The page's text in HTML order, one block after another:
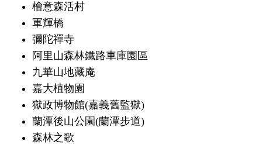
檜意森活村
軍輝橋
彌陀禪寺
阿里山森林鐵路車庫園區
九華山地藏庵
嘉大植物園
獄政博物館(嘉義舊監獄)
蘭潭後山公園(蘭潭步道)
森林之歌